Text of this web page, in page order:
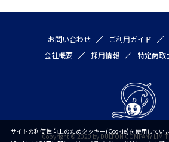
お問い合わせ ご利用ガイド
会社概要
採用情報 特定商取
Copyright © 2020 by DULTON COMPANY
サイトの利便性向上のためクッキー(Cookie)を使用してい